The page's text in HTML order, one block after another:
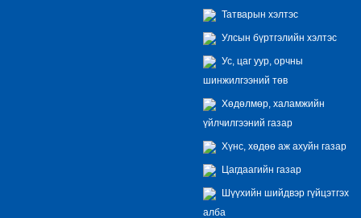
Татварын хэлтэс
Улсын бүртгэлийн хэлтэс
Ус, цаг уур, орчны
шинжилгээний төв
Хөдөлмөр, халамжийн
үйлчилгээний газар
Хүнс, хөдөө аж ахуйн газар
Цагдаагийн газар
Шүүхийн шийдвэр гүйцэтгэх
алба